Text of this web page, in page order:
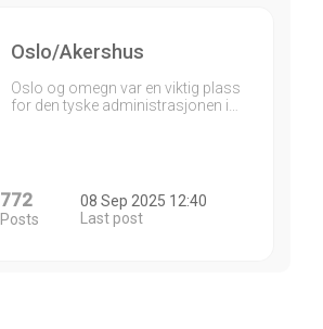
Oslo/Akershus
Oslo og omegn var en viktig plass
for den tyske administrasjonen i…
772
Posts
08 Sep 2025 12:40
Last post